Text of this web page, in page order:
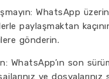
WhatsApp
paylaşmaktan
gönderin.
WhatsApp’ın son
ve